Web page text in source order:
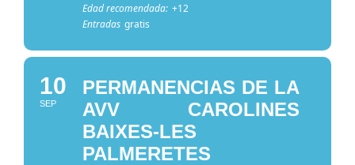
Edad recomendada: +12
Entradas gratis
10
SEP
PERMANENCIAS DE LA
AVV CAROLINES
BAIXES-LES
PALMERETES